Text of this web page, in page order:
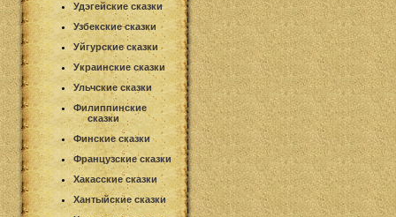
Удэгейские сказки
Узбекские сказки
Уйгурские сказки
Украинские сказки
Ульчские сказки
Филиппинские
сказки
Финские сказки
Французские сказки
Хакасские сказки
Хантыйские сказки